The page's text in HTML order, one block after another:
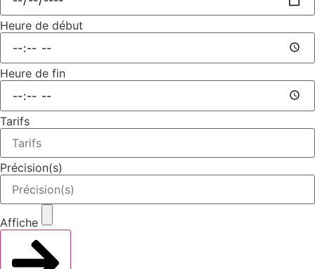
Heure de début
Heure de fin
Tarifs
Précision(s)
Affiche